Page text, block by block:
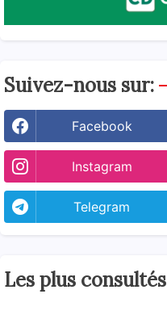
Suivez-nous sur:
Facebook
Instagram
Telegram
Les plus consultés